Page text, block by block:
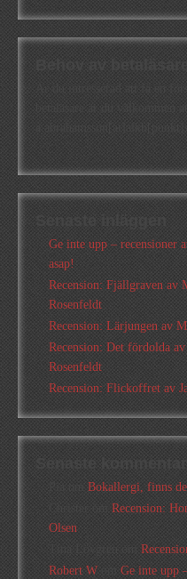
Behov av
Är du intresserad att få en
a.abrahamsson[at]alkb[punkt]se
Senaste inläggen
Ge inte upp – recensioner
asap!
Recension: Fjällgraven av
Rosenfeldt
Recension: Lärjungen av
Recension: Det fördolda
Rosenfeldt
Recension: Flickoffret av
Senaste
Bokallergi, finns
Recension:
Olsen
Robert W
Ge inte upp